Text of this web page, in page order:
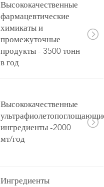
Высококачественные
фармацевтические
химикаты и
промежуточные
продукты - 3500 тонн
в год
Высококачественные
ингредиенты -2000
мт/год
Ингредиенты